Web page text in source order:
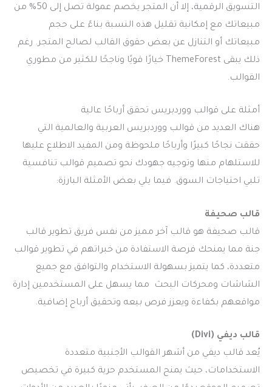
التسويق الرقمية، إلا أن المتجر يخصم عمولة تصل إلى 50% من
مبيعاتك مع إمكانية تقليل هذه النسبة بناءً على حجم
مبيعاتك أو التنازل عن بعض حقوق القالب لصالح المتجر. رغم
ذلك يبقى ThemeForest خيارًا قويًا وناجحًا للكثير من مطوري
القوالب.
أمثلة على قوالب ووردبريس تحقق أرباحًا عالية
هناك العديد من قوالب ووردبريس العربية والعالمية التي
حققت نجاحًا كبيرًا وأرباحًا ملحوظة ومن المفيد الاطلاع عليها
للاستلهام منها وتوجيه جهودك نحو تصميم قوالب تنافسية
تلبي احتياجات السوق. فيما يلي بعض الأمثلة البارزة:
قالب صحيفة
قالب صحيفة هو قالب آخر مميز من نفس فريق تطوير قالب
جنة مما يمنحك فرصة الاستفادة من خبراتهم في تطوير قوالب
متعددة، كما يتميز بسهولة الاستخدام والتوافق مع جميع
الشاشات ومحركات البحث مما يسهل على المستخدمين إدارة
مواقعهم بكفاءة ويعزز فرص بيعه وتحقيق أرباح إضافية.
قالب ديفي (Divi)
يُعد قالب ديفي من أشهر القوالب الأجنبية متعددة
الاستخدامات، حيث يمنح المستخدم حرية كبيرة في تخصيص